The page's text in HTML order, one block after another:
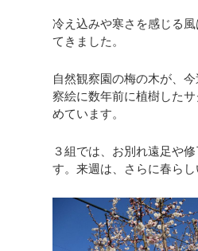
冷え込みや寒さを感じる
てきました。
自然観察園の梅の木が、
察絵に数年前に植樹した
めています。
３組では、お別れ遠足や
す。来週は、さらに春ら